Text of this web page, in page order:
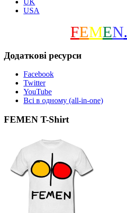
UK
USA
FEMEN.
Додаткові ресурси
Facebook
Twitter
YouTube
Всі в одному (all-in-one)
FEMEN T-Shirt